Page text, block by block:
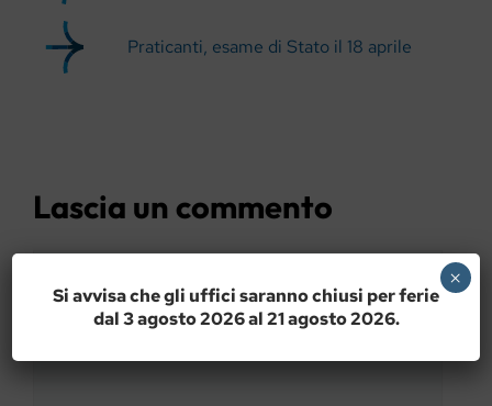
Praticanti, esame di Stato il 18 aprile
Lascia un commento
Si avvisa che gli uffici saranno chiusi per ferie
dal 3 agosto 2026 al 21 agosto 2026.
×